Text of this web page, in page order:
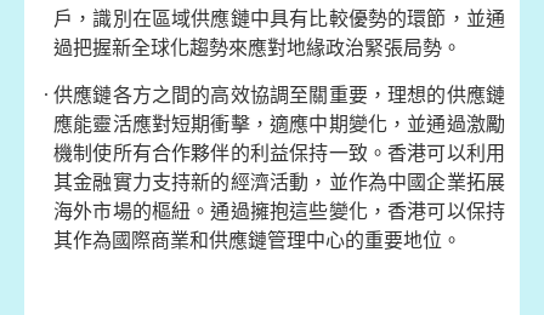
戶，識別在區域供應鏈中具有比較優勢的環節，並通
過把握新全球化趨勢來應對地緣政治緊張局勢。
供應鏈各方之間的高效協調至關重要，理想的供應鏈
應能靈活應對短期衝擊，適應中期變化，並通過激勵
機制使所有合作夥伴的利益保持一致。香港可以利用
其金融實力支持新的經濟活動，並作為中國企業拓展
海外市場的樞紐。通過擁抱這些變化，香港可以保持
其作為國際商業和供應鏈管理中心的重要地位。